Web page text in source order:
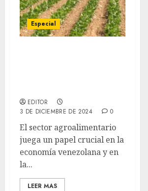
Especial
EDITOR
3 DE DICIEMBRE DE 2024
0
El sector agroalimentario
juega un papel crucial en la
economía venezolana y en
la...
LEER MAS